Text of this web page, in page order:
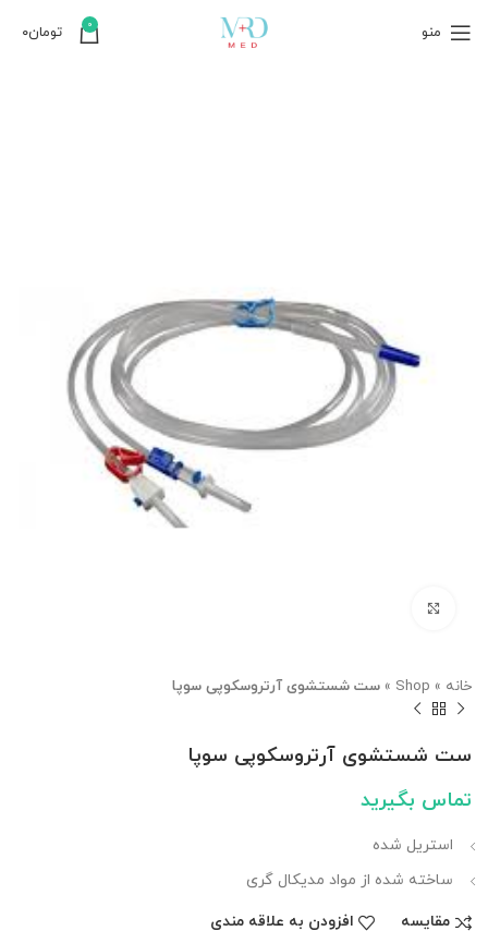
منو 0 تومان۰
خانه »
Shop
» ست شستشوی آرتروسکوپی سوپا
ست شستشوی آرتروسکوپی سوپا
تماس بگیرید
استریل شده
ساخته شده از مواد مدیکال گری
مقایسه افزودن به علاقه مندی